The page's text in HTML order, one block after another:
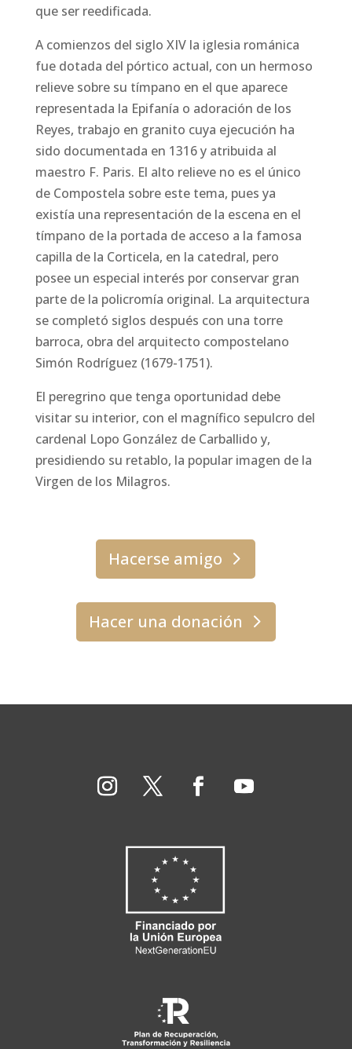
que ser reedificada.
A comienzos del siglo XIV la iglesia románica
fue dotada del pórtico actual, con un hermoso
relieve sobre su tímpano en el que aparece
representada la Epifanía o adoración de los
Reyes, trabajo en granito cuya ejecución ha
sido documentada en 1316 y atribuida al
maestro F. Paris. El alto relieve no es el único
de Compostela sobre este tema, pues ya
existía una representación de la escena en el
tímpano de la portada de acceso a la famosa
capilla de la Corticela, en la catedral, pero
posee un especial interés por conservar gran
parte de la policromía original. La arquitectura
se completó siglos después con una torre
barroca, obra del arquitecto compostelano
Simón Rodríguez (1679-1751).
El peregrino que tenga oportunidad debe
visitar su interior, con el magnífico sepulcro del
cardenal Lopo González de Carballido y,
presidiendo su retablo, la popular imagen de la
Virgen de los Milagros.
Hacerse amigo
Hacer una donación